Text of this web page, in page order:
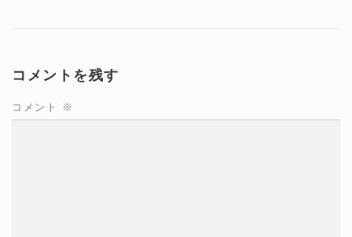
コメントを残す
コメント ※